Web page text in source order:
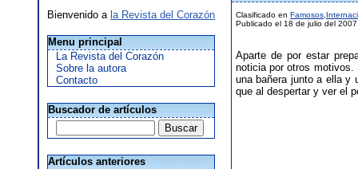
Bienvenido a la Revista del Corazón
Menu principal
La Revista del Corazón
Sobre la autora
Contacto
Buscador de artículos
Artículos anteriores
Clasificado en Famosos
Publicado el 18 de julio del 2007
Aparte de por estar
noticia por otros
una bañera junto a ella y
que al despertar y ver el